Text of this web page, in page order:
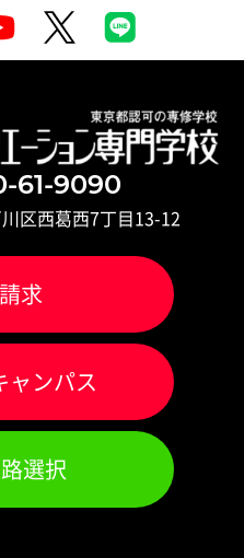
61-9090
区西葛西7丁目13-12
求
ャンパス
選択